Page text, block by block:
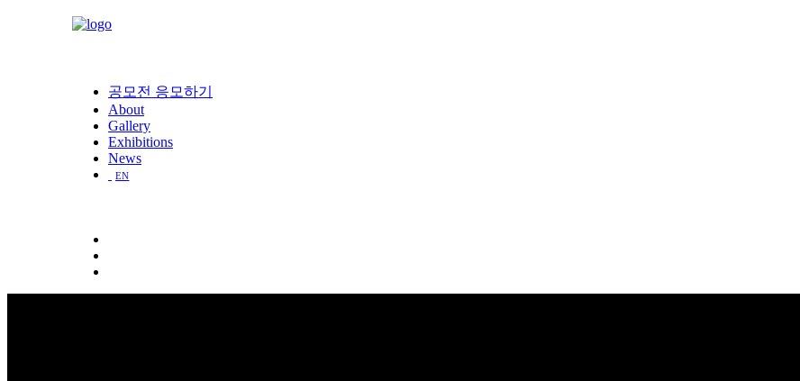
공모전 응모하기
About
Gallery
Exhibitions
News
EN